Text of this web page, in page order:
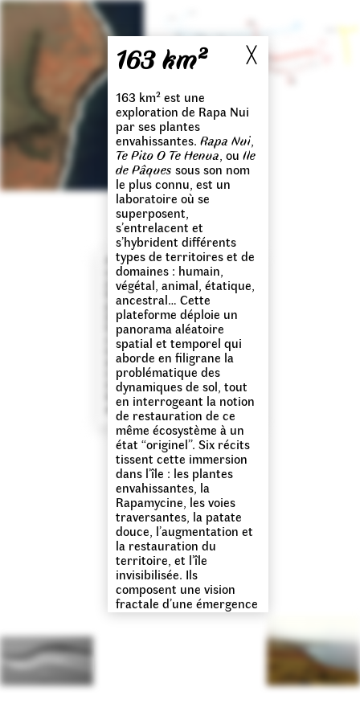
╳
163 km²
163 km² est une
exploration de Rapa Nui
par ses plantes
envahissantes.Rapa Nui,
Te Pito O Te Henua, ouIle
de Pâques sous son nom
le plus connu, est un
laboratoire où se
superposent,
s’entrelacent et
s’hybrident différents
types de territoires et de
domaines : humain,
végétal, animal, étatique,
ancestral… Cette
plateforme déploie un
panorama aléatoire
spatial et temporel qui
aborde en filigrane la
problématique des
dynamiques de sol, tout
en interrogeant la notion
de restauration de ce
même écosystème à un
état “originel”. Six récits
tissent cette immersion
dans l’île : les plantes
envahissantes, la
Rapamycine, les voies
traversantes, la patate
douce, l’augmentation et
la restauration du
territoire, et l’île
invisibilisée. Ils
composent une vision
fractale d’une émergence
de terre au beau milieu
Avant que l’île soit convertie en
un pâturage géant, ces
arthropodes vivaient dans la
litière foliaire et dans le sol. Ils
participaient à la décomposition
des végétaux autochtones et à la
formation du sol. La conversion
a fait disparaître leur habitat, les
espèces auxquelles ils s’étaient
associés. Les grottes
constituent des zones tampon
où se rencontrent des habitats
qui ont disparus par ailleurs.
↝